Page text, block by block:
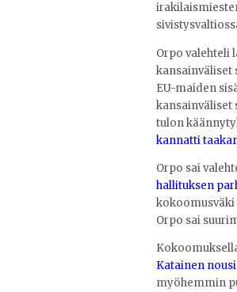
Orpo valehteli
kansainväliset
EU-maiden
kansainväliset
tulon
kannatti
Orpo sai
hallituksen
Orpo sai
Katainen
myöhemmin